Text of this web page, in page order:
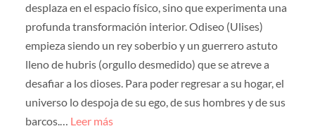
desplaza en el espacio físico, sino que experimenta una
profunda transformación interior. Odiseo (Ulises)
empieza siendo un rey soberbio y un guerrero astuto
lleno de hubris (orgullo desmedido) que se atreve a
desafiar a los dioses. Para poder regresar a su hogar, el
universo lo despoja de su ego, de sus hombres y de sus
barcos.… Leer más